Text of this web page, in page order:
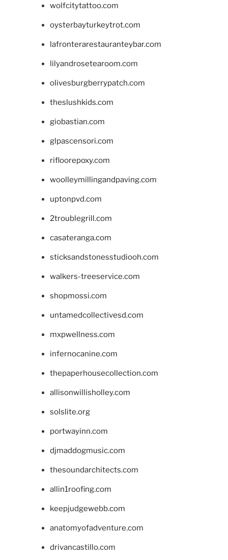
wolfcitytattoo.com
oysterbayturkeytrot.com
lafronterarestauranteybar.com
lilyandrosetearoom.com
olivesburgberrypatch.com
theslushkids.com
giobastian.com
glpascensori.com
rifloorepoxy.com
woolleymillingandpaving.com
uptonpvd.com
2troublegrill.com
casateranga.com
sticksandstonesstudiooh.com
walkers-treeservice.com
shopmossi.com
untamedcollectivesd.com
mxpwellness.com
infernocanine.com
thepaperhousecollection.com
allisonwillisholley.com
solslite.org
portwayinn.com
djmaddogmusic.com
thesoundarchitects.com
allin1roofing.com
keepjudgewebb.com
anatomyofadventure.com
drivancastillo.com